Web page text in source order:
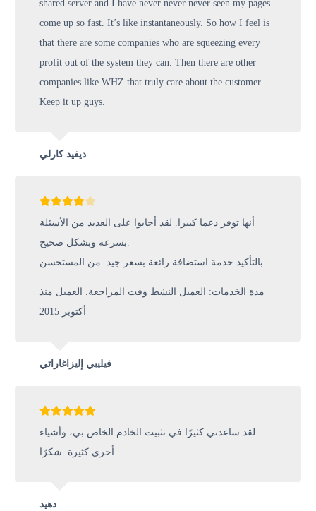
shared server and I have never never never seen my pages
come up so fast. It’s like instantaneously. So how I feel is
that there are some companies who are squeezing every
profit out of the system they can. Then there are other
companies like WHZ that truly care about the customer.
Keep it up guys.
ديفيد كارلي
أنها توفر دعما كبيرا. لقد أجابوا على العديد من الأسئلة
بسرعة وبشكل صحيح.
بالتأكيد خدمة استضافة رائعة بسعر جيد. من المستحسن.
مدة الخدمات: العميل النشط وقت المراجعة. العميل منذ
أكتوبر 2015
فيليبي إليزاغاراتي
لقد ساعدني كثيرًا في تثبيت الخادم الخاص بي، وأشياء
أخرى كثيرة. شكرًا.
دهيد